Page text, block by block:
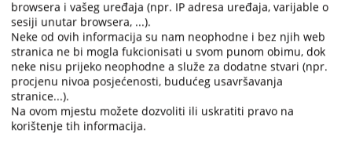
select
a
date.
Press
the
question
mark
key
select
a
date.
Press
the
mark
browsera i vašeg uređaja (npr. IP adresa uređaja, varijable o
sesiji unutar browsera, ...).
Neke od ovih informacija su nam neophodne i bez njih web
stranica ne bi mogla fukcionisati u svom punom obimu, dok
neke nisu prijeko neophodne a služe za dodatne stvari (npr.
procjenu nivoa posjećenosti, budućeg usavršavanja
stranice...).
Na ovom mjestu možete dozvoliti ili uskratiti pravo na
korištenje tih informacija.